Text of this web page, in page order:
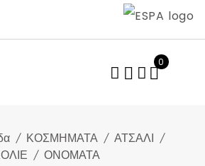
0
ΚΟΣΜΗΜΑΤΑ
ΑΤΣΑΛΙ
ΟΝΟΜΑΤΑ